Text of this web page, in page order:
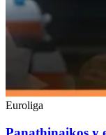
Euroliga